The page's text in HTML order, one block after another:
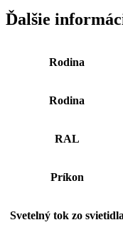
Ďalšie
Rodina
Rodina
RAL
Príkon
Svetelný tok zo